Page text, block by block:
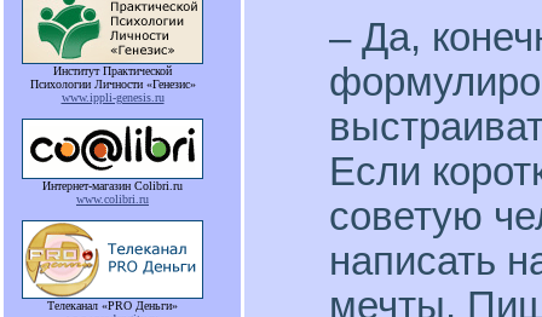
Институт Практической
Психологии Личности «Генезис»
www.ippli-genesis.ru
Интернет-магазин Colibri.ru
www.colibri.ru
Телеканал «PRO Деньги»
– Да,
Если
советую
написать
мечты.